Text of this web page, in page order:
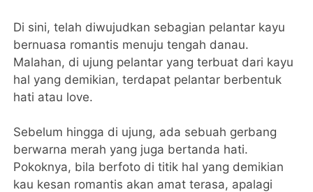
Di sini, telah diwujudkan sebagian pelantar kayu
bernuasa romantis menuju tengah danau.
Malahan, di ujung pelantar yang terbuat dari kayu
hal yang demikian, terdapat pelantar berbentuk
hati atau love.
Sebelum hingga di ujung, ada sebuah gerbang
berwarna merah yang juga bertanda hati.
Pokoknya, bila berfoto di titik hal yang demikian
kau kesan romantis akan amat terasa, apalagi